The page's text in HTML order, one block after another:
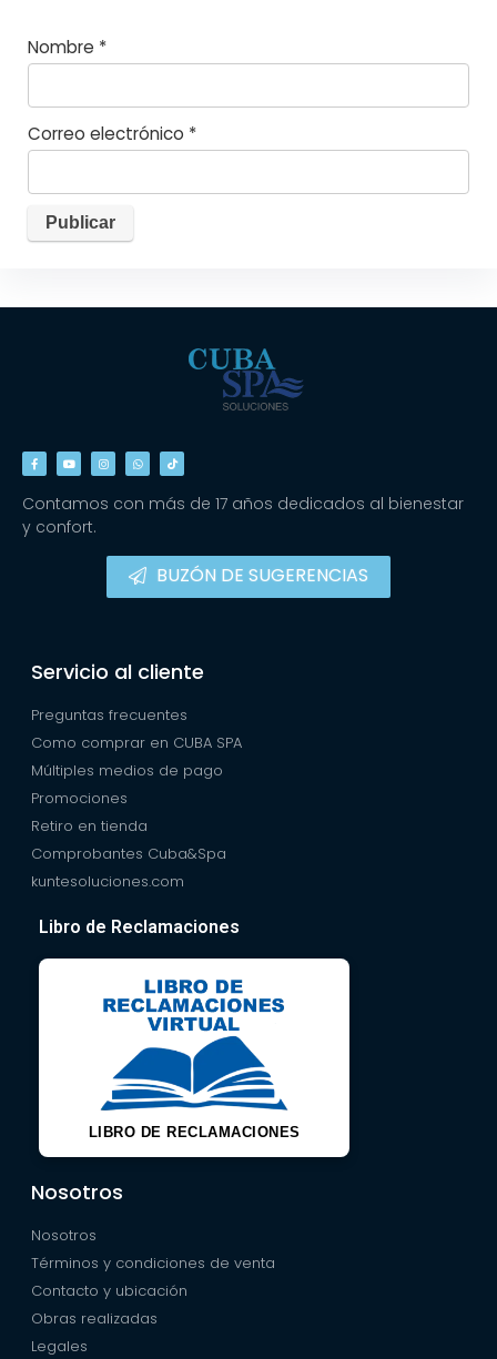
Nombre *
Correo electrónico *
Contamos con más de 17 años dedicados al bienestar
y confort.
BUZÓN DE SUGERENCIAS
Servicio al cliente
Preguntas frecuentes
Como comprar en CUBA SPA
Múltiples medios de pago
Promociones
Retiro en tienda
Comprobantes Cuba&Spa
kuntesoluciones.com
Libro de Reclamaciones
LIBRO DE RECLAMACIONES
Nosotros
Nosotros
Términos y condiciones de venta
Contacto y ubicación
Obras realizadas
Legales